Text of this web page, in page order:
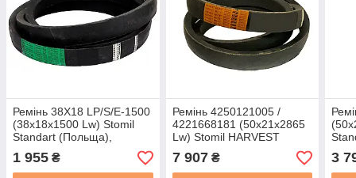
Ремінь 38X18 LP/S/E-1500
(38x18x1500 Lw) Stomil
Standart (Польща),
варіаторний
1 955 ₴
Ремінь 4250121005 /
4221668181 (50x21x2865
Lw) Stomil HARVEST
(Польща), варіаторний
7 907₴ 3